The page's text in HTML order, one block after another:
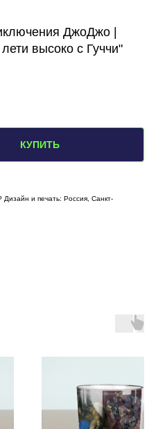
ДжоДжо |
высоко с Гуччи"
КУПИТЬ
и печать: Россия, Санкт-